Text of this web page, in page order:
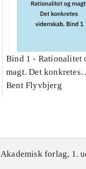
Bind 1 - Rationalitet
magt. Det konkretes
videnskab. Bind 1
Bent Flyvbjerg
Akademisk forlag, 1.